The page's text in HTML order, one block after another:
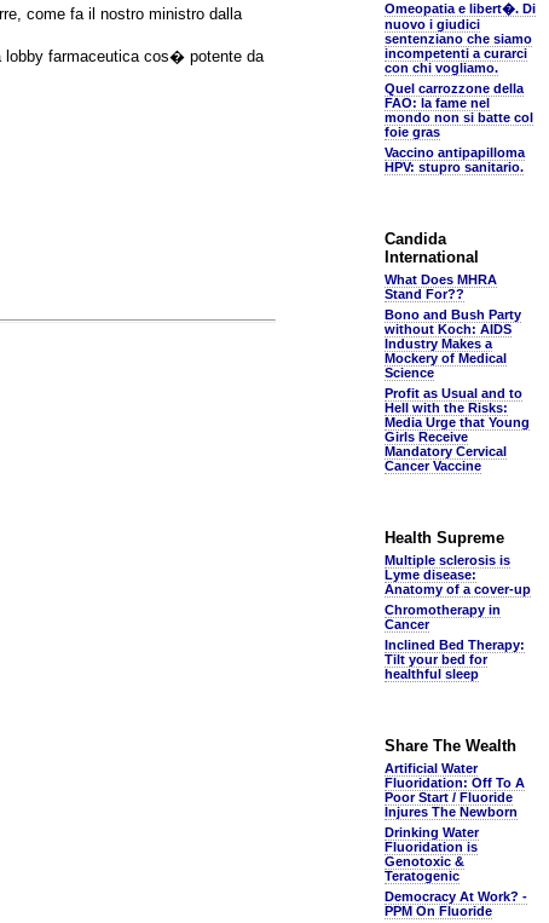
come fa il nostro ministro dalla
lobby farmaceutica cos� potente da
Omeopatia e libert�. Di
nuovo i giudici
sentenziano che siamo
incompetenti a curarci
con chi vogliamo.
Quel carrozzone della
FAO: la fame nel
mondo non si batte col
foie gras
Vaccino antipapilloma
HPV: stupro sanitario.
Candida
International
What Does MHRA
Stand For??
Bono and Bush Party
without Koch: AIDS
Industry Makes a
Mockery of Medical
Science
Profit as Usual and to
Hell with the Risks:
Media Urge that Young
Girls Receive
Mandatory Cervical
Cancer Vaccine
Health Supreme
Multiple sclerosis is
Lyme disease:
Anatomy of a cover-up
Chromotherapy in
Cancer
Inclined Bed Therapy:
Tilt your bed for
healthful sleep
Share The Wealth
Artificial Water
Fluoridation: Off To A
Poor Start / Fluoride
Injures The Newborn
Drinking Water
Fluoridation is
Genotoxic &
Teratogenic
Democracy At Work? -
PPM On Fluoride